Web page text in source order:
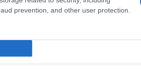
prevention, and other user protection.